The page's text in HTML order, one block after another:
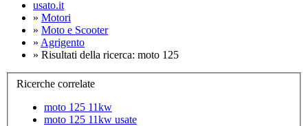
usato.it
» Motori
» Moto e Scooter
» Agrigento
» Risultati della ricerca: moto 125
Ricerche correlate
moto 125 11kw
moto 125 11kw usate